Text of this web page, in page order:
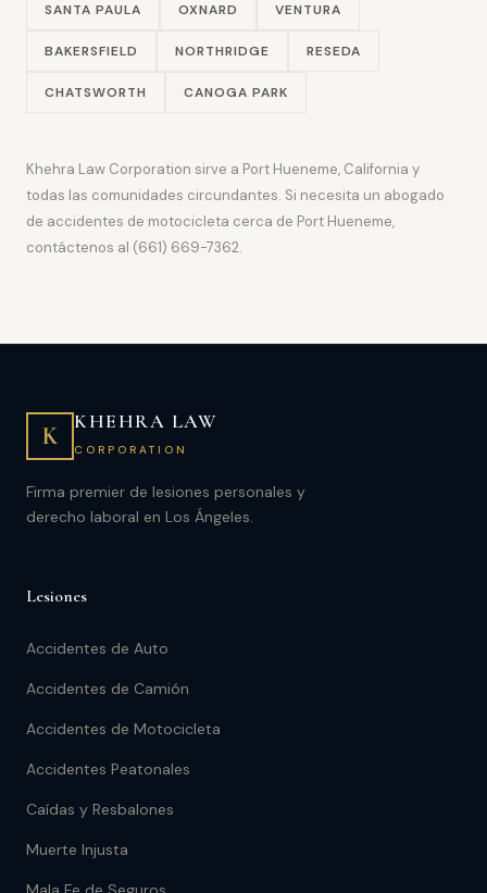
SANTA PAULA OXNARD VENTURA
BAKERSFIELD NORTHRIDGE RESEDA
CHATSWORTH CANOGA PARK
Khehra Law Corporation sirve a Port Hueneme, California y
todas las comunidades circundantes. Si necesita un abogado
de accidentes de motocicleta cerca de Port Hueneme,
contáctenos al (661) 669-7362.
K
KHEHRA LAW
CORPORATION
Firma premier de lesiones personales y
derecho laboral en Los Ángeles.
Lesiones
Accidentes de Auto
Accidentes de Camión
Accidentes de Motocicleta
Accidentes Peatonales
Caídas y Resbalones
Muerte Injusta